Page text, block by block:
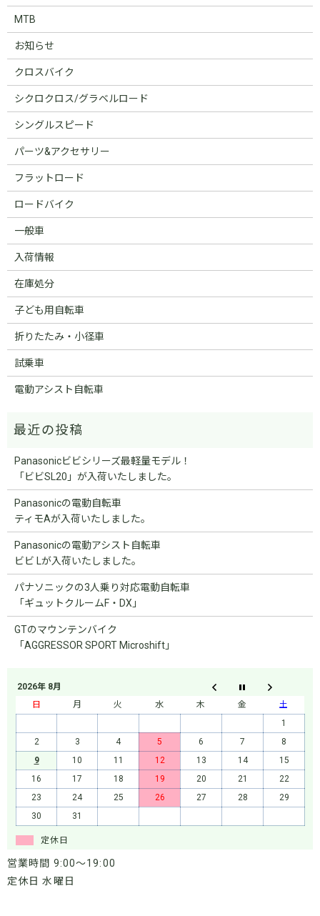
MTB
お知らせ
クロスバイク
シクロクロス/グラベルロード
シングルスピード
パーツ&アクセサリー
フラットロード
ロードバイク
一般車
入荷情報
在庫処分
子ども用自転車
折りたたみ・小径車
試乗車
電動アシスト自転車
Panasonicビビシリーズ最軽量モデル！
「ビビSL20」が入荷いたしました。
Panasonicの電動自転車
ティモAが入荷いたしました。
Panasonicの電動アシスト自転車
ビビ Lが入荷いたしました。
パナソニックの3人乗り対応電動自転車
「ギュットクルームF・DX」
GTのマウンテンバイク
「AGGRESSOR SPORT Microshift」
2026年 8月
日
月 火 水 木 金
土
1
2
3 4 5 6 7
8
9
10 11 12 13 14
15
16
17 18 19 20 21
22
23
24 25 26 27 28
29
30
31
定休日
営業時間 9:00～19:00
定休日 水曜日